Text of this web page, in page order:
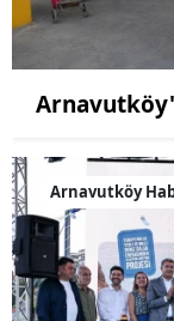
Arnavutköy